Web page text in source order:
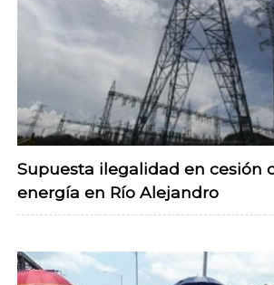
Supuesta ilegalidad en cesión
energía en Río Alejandro